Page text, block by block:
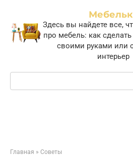
контенту
Здесь вы найдете все,
про мебель: как
своими руками или
интерьер
Поиск:
Главная » Советы